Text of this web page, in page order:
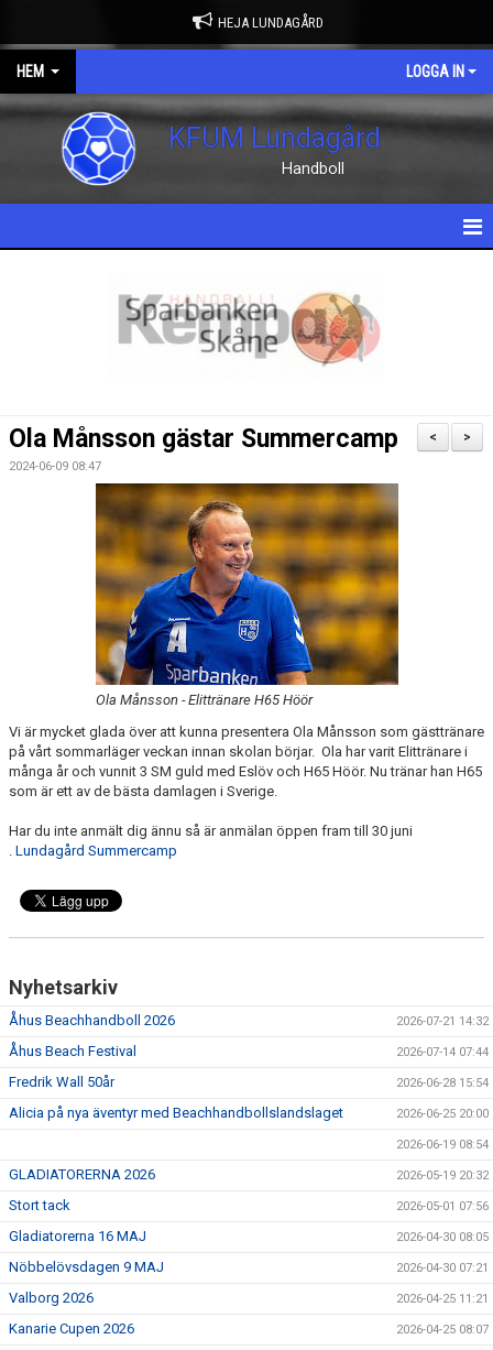
HEJA LUNDAGÅRD
HEM LOGGA IN
KFUM Lundagård
Handboll
KALENDER
VÅRA LAG/TRÄNARE
GUNNESBOHALLEN
FRITIDSKORTET
>
<
Ola Månsson gästar Summercamp
2024-06-09 08:47
Ola Månsson - Elittränare H65 Höör
Vi är mycket glada över att kunna presentera Ola Månsson som gästtränare
på vårt sommarläger veckan innan skolan börjar. Ola har varit Elittränare i
många år och vunnit 3 SM guld med Eslöv och H65 Höör. Nu tränar han H65
som är ett av de bästa damlagen i Sverige.
Har du inte anmält dig ännu så är anmälan öppen fram till 30 juni
. Lundagård Summercamp
Nyhetsarkiv
Åhus Beachhandboll 2026 2026-07-21 14:32
Åhus Beach Festival 2026-07-14 07:44
Fredrik Wall 50år 2026-06-28 15:54
Alicia på nya äventyr med Beachhandbollslandslaget 2026-06-25 20:00
2026-06-19 08:54
GLADIATORERNA 2026 2026-05-19 20:32
Stort tack 2026-05-01 07:56
Gladiatorerna 16 MAJ 2026-04-30 08:05
Nöbbelövsdagen 9 MAJ 2026-04-30 07:21
Valborg 2026 2026-04-25 11:21
Kanarie Cupen 2026 2026-04-25 08:07